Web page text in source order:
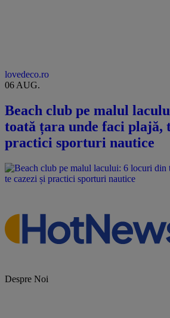
lovedeco.ro
06 AUG.
Beach club pe malul
toată țara unde faci plajă,
practici sporturi nautice
Despre Noi